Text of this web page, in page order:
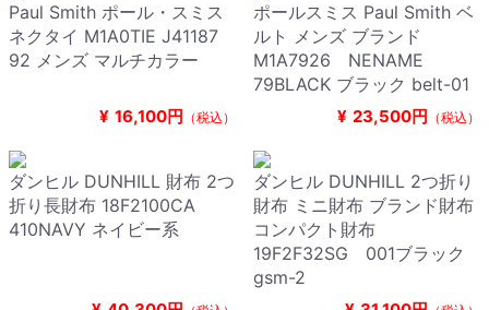
Paul Smith ポール・スミス
ネクタイ M1A0TIE J41187
92 メンズ マルチカラー
¥ 16,100円 （税込）
ポールスミス Paul Smith ベ
ルト メンズ ブランド
M1A7926 NENAME
79BLACK ブラック belt-01
¥ 23,500円 （税込）
ダンヒル DUNHILL 財布 2つ
折り長財布 18F2100CA
410NAVY ネイビー系
ダンヒル DUNHILL 2つ折り
財布 ミニ財布 ブランド財布
コンパクト財布
19F2F32SG 001ブラック
gsm-2